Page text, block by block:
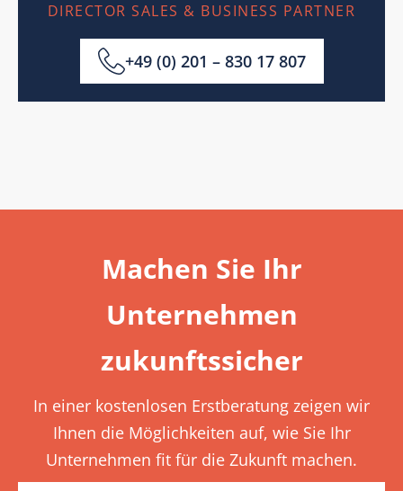
DIRECTOR SALES & BUSINESS PARTNER
+49 (0) 201 – 830 17 807
Machen Sie Ihr
Unternehmen
zukunftssicher
In einer kostenlosen Erstberatung zeigen wir
Ihnen die Möglichkeiten auf, wie Sie Ihr
Unternehmen fit für die Zukunft machen.